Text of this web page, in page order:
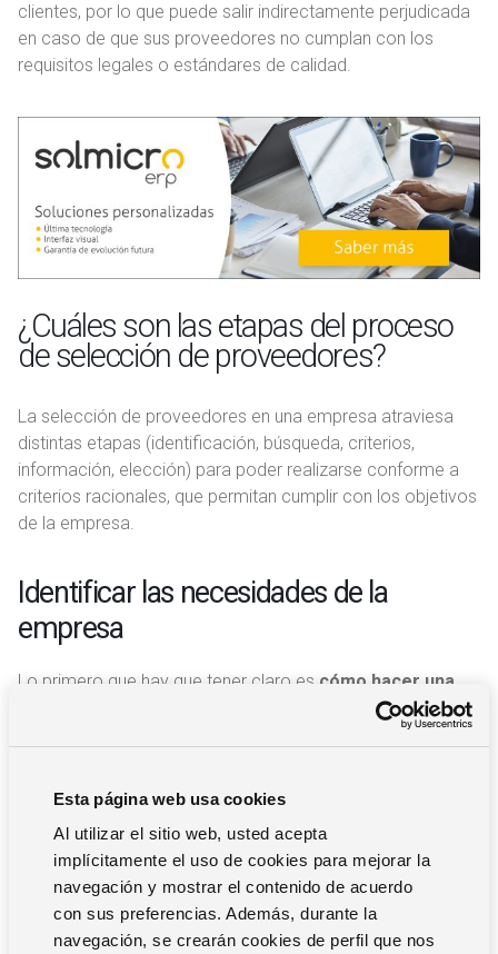
Esta página web usa cookies
Al utilizar el sitio web, usted acepta
implícitamente el uso de cookies para mejorar la
navegación y mostrar el contenido de acuerdo
con sus preferencias. Además, durante la
navegación, se crearán cookies de perfil que nos
clientes, por lo que puede salir indirectamente perjudicada
en caso de que sus proveedores no cumplan con los
requisitos legales o estándares de calidad.
¿Cuáles son las etapas del proceso
de selección de proveedores?
La selección de proveedores en una empresa atraviesa
distintas etapas (identificación, búsqueda, criterios,
información, elección) para poder realizarse conforme a
criterios racionales, que permitan cumplir con los objetivos
de la empresa.
Identificar las necesidades de la
empresa
Lo primero que hay que tener claro es cómo hacer una
. Para ello hay que identificar
primeramente cuáles son las necesidades de la empresa
calidad-precio, formas y plazos de pago, o ubicación del
proveedor. Una vez que se conozcan las necesidades de
la empresa se dispone de una base para emprender el
siguiente paso, que es la búsqueda de proveedores.
Buscar proveedores